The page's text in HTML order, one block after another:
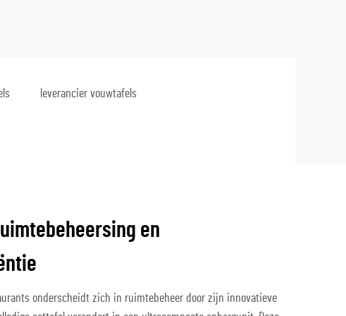
leverancier vouwtafels
en
onderscheidt zich in ruimtebeheer door zijn innovatieve